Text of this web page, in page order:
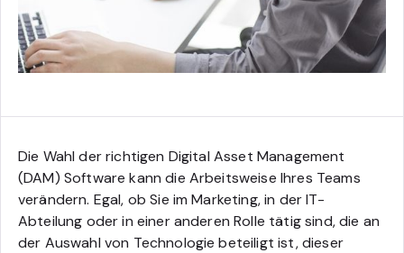
Die Wahl der richtigen Digital Asset Management
(DAM) Software kann die Arbeitsweise Ihres Teams
verändern. Egal, ob Sie im Marketing, in der IT-
Abteilung oder in einer anderen Rolle tätig sind, die an
der Auswahl von Technologie beteiligt ist, dieser